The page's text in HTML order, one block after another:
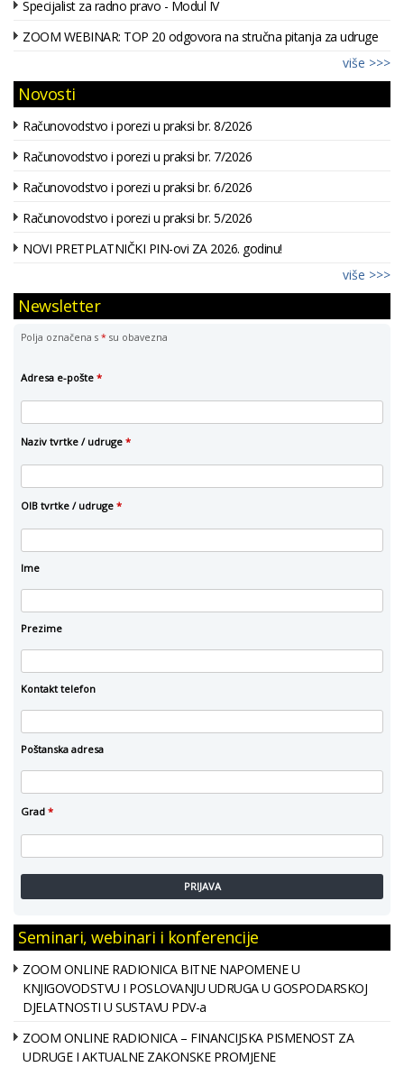
Specijalist za radno pravo - Modul IV
ZOOM WEBINAR: TOP 20 odgovora na stručna pitanja za udruge
više >>>
Novosti
Računovodstvo i porezi u praksi br. 8/2026
Računovodstvo i porezi u praksi br. 7/2026
Računovodstvo i porezi u praksi br. 6/2026
Računovodstvo i porezi u praksi br. 5/2026
NOVI PRETPLATNIČKI PIN-ovi ZA 2026. godinu!
više >>>
Newsletter
Polja označena s * su obavezna
Adresa e-pošte *
Naziv tvrtke / udruge *
OIB tvrtke / udruge *
Ime
Prezime
Kontakt telefon
Poštanska adresa
Grad *
PRIJAVA
Seminari, webinari i konferencije
ZOOM ONLINE RADIONICA BITNE NAPOMENE U
KNJIGOVODSTVU I POSLOVANJU UDRUGA U GOSPODARSKOJ
DJELATNOSTI U SUSTAVU PDV-a
ZOOM ONLINE RADIONICA – FINANCIJSKA PISMENOST ZA
UDRUGE I AKTUALNE ZAKONSKE PROMJENE